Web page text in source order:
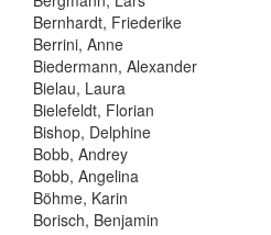
Bernhardt, Friederike
Berrini, Anne
Biedermann, Alexander
Bielau, Laura
Bielefeldt, Florian
Bishop, Delphine
Bobb, Andrey
Bobb, Angelina
Böhme, Karin
Borisch, Benjamin